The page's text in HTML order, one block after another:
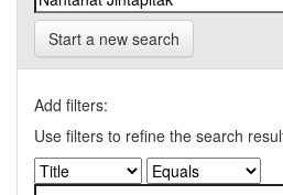
Start a new search
Add filters:
Use filters to refine the search